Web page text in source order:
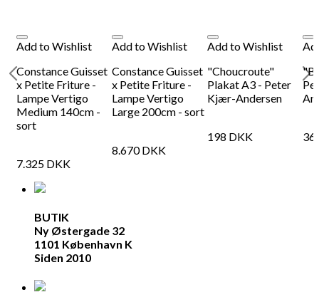
Add to Wishlist
Constance Guisset
x Petite Friture -
Lampe Vertigo
Medium 140cm -
sort
7.325 DKK
Add to Wishlist
Constance Guisset
x Petite Friture -
Lampe Vertigo
Large 200cm - sort
8.670DKK
Add to Wishlist
"Choucroute"
Plakat A3 - Peter
Kjær-Andersen
198 DKK
BUTIK
Ny Østergade 32
1101 København K
Siden 2010